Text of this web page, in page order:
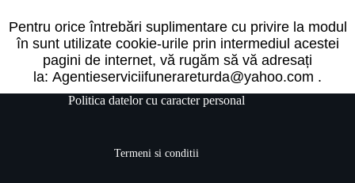
Pentru orice întrebări suplimentare cu privire la modul
în sunt utilizate cookie-urile prin intermediul acestei
pagini de internet, vă rugăm să vă adresați
la: Agentieserviciifunerareturda@yahoo.com .
Politica datelor cu caracter personal
Termeni si conditii